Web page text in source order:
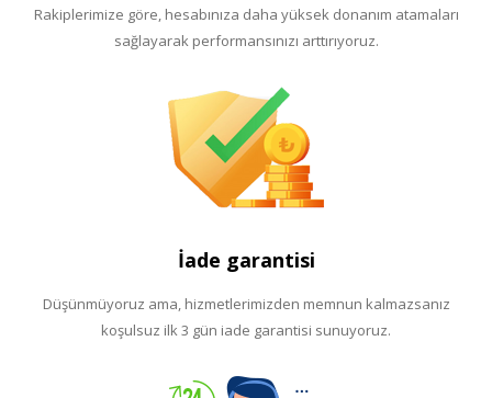
Rakiplerimize göre, hesabınıza daha yüksek donanım atamaları
sağlayarak performansınızı arttırıyoruz.
İade garantisi
Düşünmüyoruz ama, hizmetlerimizden memnun kalmazsanız
koşulsuz ilk 3 gün iade garantisi sunuyoruz.